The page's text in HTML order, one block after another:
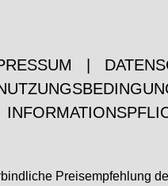
Preisempfehlung